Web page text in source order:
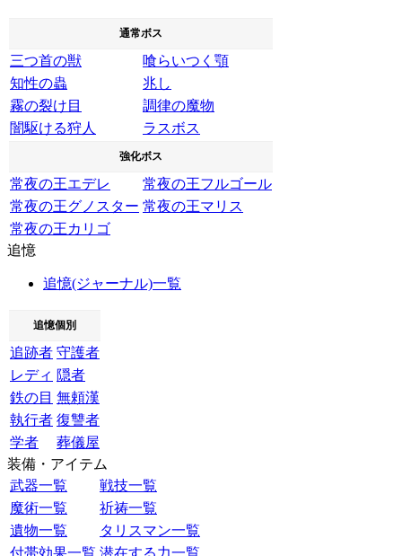
通常ボス
三つ首の獣
喰らいつく顎
知性の蟲
兆し
霧の裂け目
調律の魔物
闇駆ける狩人
ラスボス
強化ボス
常夜の王エデレ
常夜の王フルゴール
常夜の王グノスター 常夜の王マリス
常夜の王カリゴ
追憶
追憶(ジャーナル)一覧
追憶個別
追跡者 守護者
レディ 隠者
鉄の目 無頼漢
執行者 復讐者
学者
葬儀屋
装備・アイテム
武器一覧
戦技一覧
魔術一覧
祈祷一覧
遺物一覧
タリスマン一覧
付帯効果一覧 潜在する力一覧